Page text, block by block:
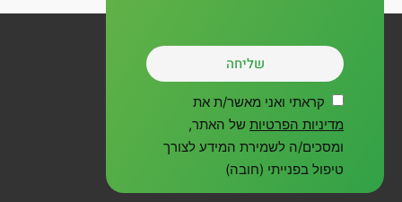
שליחה
קראתי ואני מאשר/ת את
מדיניות הפרטיותשל האתר,
ומסכים/ה לשמירת המידע לצורך
טיפול בפנייתי (חובה)